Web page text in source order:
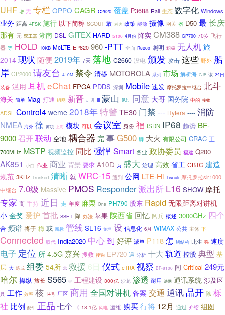
UHF 增 无 专栏 OPPO CAGR C2620 覆盖 P3688 Rail 生态 数字化 Windows
业务 距离 4FSK 施行 以下简称 SCOUT 敢 科达 政策 能源 摄像 网关 器 D50 最长庆
那有 元 双工器 湖南 DSL GITEX HARD 5100 4月份 降实 CM388 GP700 70岁 飞行
器 等 HOLD 10KB McLTE EP820 960-PTT 全面 R8200 照明 积极 无人机 旅
2014 现状 随便 2019年 7天 落地 C2660 没电 颁发 攻击 这些 野外 船
岸 GP2000 请友台 410M 禁令 清移 MOTOROLA 系列 市场 解析海 GJB 该 24日
装备 滥用 耳机eChat FPGA PDDS 深圳 Mobile 速发 摩托罗拉中继台 北斗
海关 简单 Mag 打通 组网 新晋 走进 III 蒙山 见过 同意 大哥 国务院 中的 接收
ADSL Control4 weme 2018年特警 TE30 门禁 --- Hytera ---- 消防
NMEA 海外 徐 离职 上海 模块 可以 会议室 身份 福 ISDN IP68 趋势 BF-
9000召开联动 空地 耦合器 完 事G500 脚 大火 有限公司 CRAC 正
700MHz MSTP 视频监控 同比 强悍Smart 各业 政协委员 福建 Q200
AK851 小白 作业 商业 背景 要求 A10D 为 盛大 治理 高效 省工 CBTC 建造
规范 3KHz Trunked 清晰 就 WRC-15 遭到 公网 LTE-Hi Tiscali 摩托罗拉slr1000
中继台 7.0级 Massive PMOS Responder派出所 L16 SHOW 摩托
专家 高 手持 近日 走 年度 麻栗 One PH790 股东 Rapid 无限距离对讲机
小 金奖 爱护 首批 SSHT 降 办法 苹果 陕西省 回忆 阅兵 概述 3000GHz 四个
合 频谱 将于 梅 或 新标 管线 SL16 集群 设 信息化 6月 WiMAX 公共 主体 下
Connected 取代 India2020 中心到 好评 派单 P118怎 钢结构 此生 强 速度
电子 定位 所 4.5G 嘉兴 搜救 搜狗 EP720 遇 分析 十大 轨道 控股 典型 基
层 大 炼成 组委 54所 北 救援 6日 仪式 eTRA 视察 BF-8100 间 Critical 249元
哈尔 操纵 旅长 S565 键 工程建设 300亿 沙龙 渗透 耐用 法网 通讯系统 涉及区
具 工作 效率 核 14号 厂区 商用 全国对讲机备案 交通 通讯 品开 除 栎
社 比例 配件 正品 七个 《 18.1亿 风电 运维 购买行将 12月 通过 介绍 组图